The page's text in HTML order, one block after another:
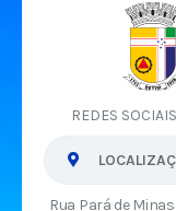
REDES SOCIAIS
Rua Pará de